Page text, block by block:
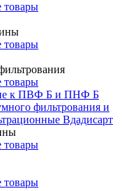
товары
товары
товары
к ПВФ Б и ПНФ Б
фильтрования и
Вдадисарт
товары
товары